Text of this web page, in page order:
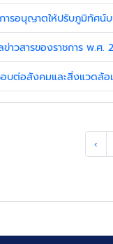
ารอนุญาตให้ปรับภูมิทัศ
วสารของราชการ พ.ศ.
บต่อสังคมและสิ่งแวดล้อ
‹